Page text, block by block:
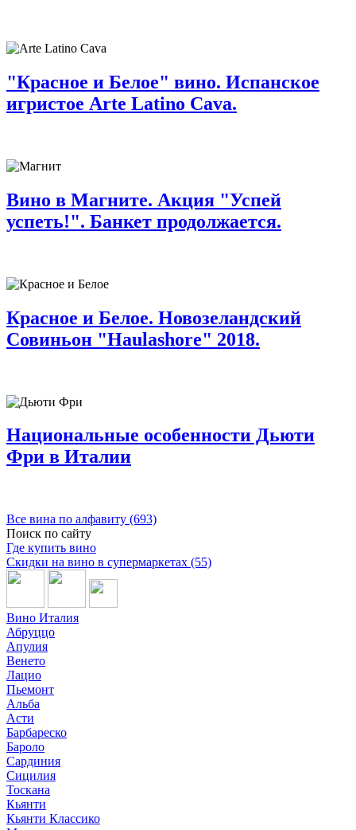
"Красное и Белое" вино. Испанское
игристое Arte Latino Cava.
Вино в Магните. Акция "Успей
успеть!". Банкет продолжается.
Красное и Белое. Новозеландский
Совиньон "Haulashore" 2018.
Национальные особенности Дьюти
Фри в Италии
Все вина по алфавиту (693)
Поиск по сайту
Где купить вино
Скидки на вино в супермаркетах (55)
Вино Италия
Абруццо
Апулия
Венето
Лацио
Пьемонт
Альба
Асти
Барбареско
Бароло
Сардиния
Сицилия
Тоскана
Кьянти
Кьянти Классико